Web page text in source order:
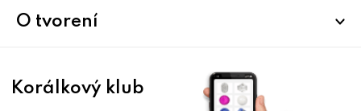
O tvorení
Korálkový klub